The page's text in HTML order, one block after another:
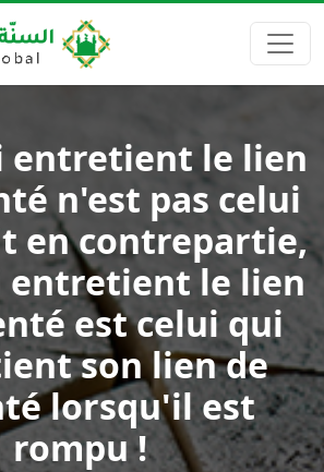
entretient le lien
n'est pas celui
en contrepartie,
entretient le lien
est celui qui
son lien de
lorsqu'il est
rompu !